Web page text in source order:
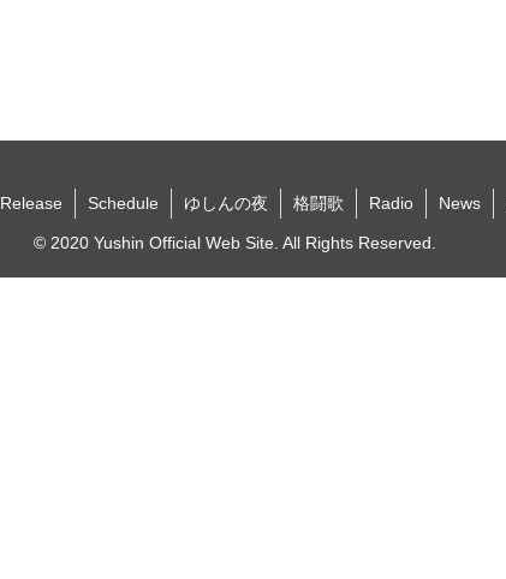
Release Schedule ゆしんの夜 格闘歌 Radio News
© 2020 Yushin Official Web Site. All Rights Reserved.